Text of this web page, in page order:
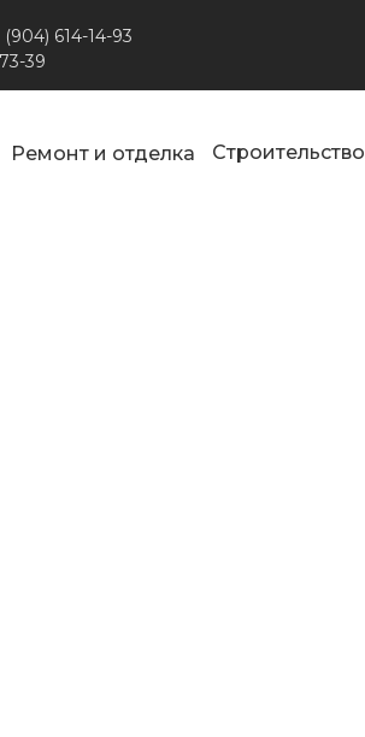
(904) 614-14-93
39
Ремонт и отделка Строительство